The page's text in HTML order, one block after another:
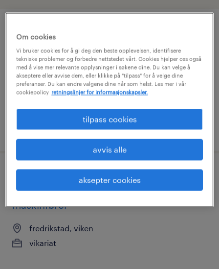
prosjektleder
fredrikstad, viken
fast
publisert 2 juli 2026
maskinfører
fredrikstad, viken
vikariat
Om cookies
Vi bruker cookies for å gi deg den beste opplevelsen, identifisere
tekniske problemer og forbedre nettstedet vårt. Cookies hjelper oss også
med å vise mer relevante opplysninger i søkene dine. Du kan velge å
akseptere eller avvise dem, eller klikke på "tilpass" for å velge dine
preferanser. Du kan endre valgene dine når som helst. Les mer i vår
cookiepolicy retningslinjer for informasjonskapsler.
tilpass cookies
avvis alle
aksepter cookies